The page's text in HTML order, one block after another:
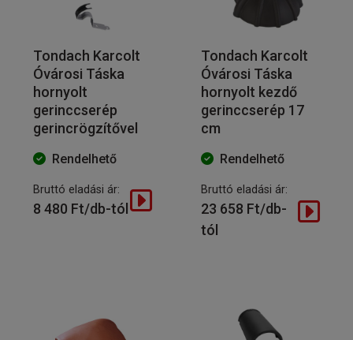
Tondach Karcolt
Óvárosi Táska
hornyolt
gerinccserép
gerincrögzítővel
Rendelhető
Bruttó eladási ár:
8 480 Ft/db-tól
Tondach Karcolt
Óvárosi Táska
hornyolt kezdő
gerinccserép 17
cm
Rendelhető
Bruttó eladási ár:
23 658 Ft/db-
tól